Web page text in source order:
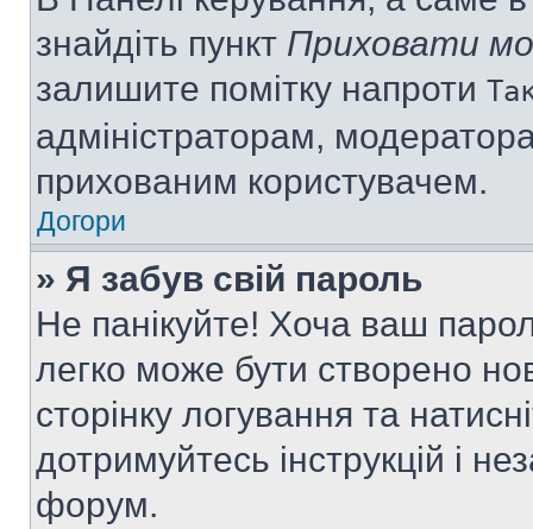
знайдіть пункт Приховати
залишите помітку напроти
адміністраторам,
прихованим користувачем.
Догори
» Я забув свій пароль
Не панікуйте! Хоча ваш
легко може бути створено
сторінку логування та
дотримуйтесь інструкцій і
форум.